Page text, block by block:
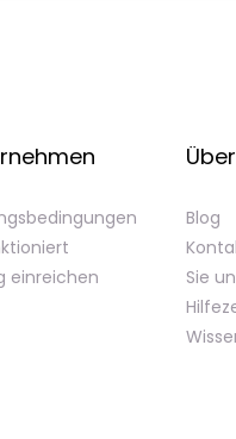
einreichen
Blog
Sie